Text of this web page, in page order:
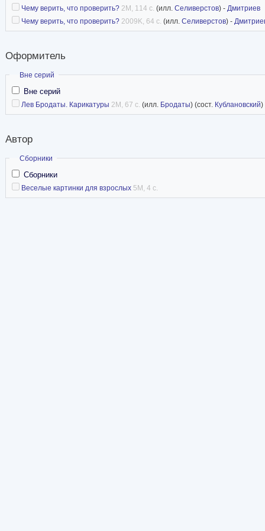
Чему верить, что проверить? 2M, 114 с. (илл. Селиверстов) - Дмитриев
Чему верить, что проверить? 2009K, 64 с. (илл. Селиверстов) -
Оформитель
Скрыть
Вне серий
Вне серий
Лев Бродаты. Карикатуры 2M, 67 с. (илл. Бродаты) (сост. Кублановский)
Автор
Скрыть
Сборники
Сборники
Веселые картинки для взрослых 5M, 4 с.